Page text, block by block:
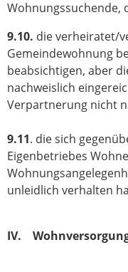
Wohnungssuchende,
9.10. die verheiratet/
Gemeindewohnung
beabsichtigen, aber
nachweislich
Verpartnerung nicht
9.11. die sich
Eigenbetriebes
unleidlich verhalten
IV.